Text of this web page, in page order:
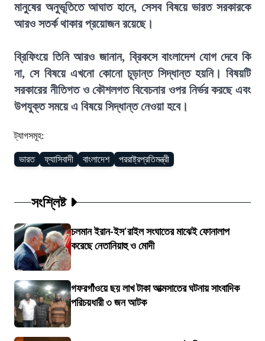
মানুষের অনুভূতিতে আঘাত হানে, সেসব বিষয়ে ভারত সরকারকে
আরও সতর্ক থাকার প্রয়োজন রয়েছে।
ব্রিফিংয়ে তিনি আরও জানান, ব্রিকসে বাংলাদেশ যোগ দেবে কি
না, সে বিষয়ে এখনো কোনো চূড়ান্ত সিদ্ধান্ত হয়নি। বিষয়টি
সরকারের নীতিগত ও কৌশলগত বিবেচনার ওপর নির্ভর করছে এবং
উপযুক্ত সময়ে এ বিষয়ে সিদ্ধান্ত নেওয়া হবে।
ট্যাগসমূহ:
ভারত ফ্যাসিবাদী বাংলাদেশ পররাষ্ট্রপ্রতিমন্ত্রী
সংশ্লিষ্ট
চলমান ইরান-ইস'রাইল সংঘাতের মাঝেই ফোনালাপ
করেছে নেতানিয়াহু ও মোদী
গফরগাঁওয়ে ছয় লাখ টাকা আত্মসাতের ঘটনায় সাংবাদিক
পরিচয়ধারী ৩ জন আটক